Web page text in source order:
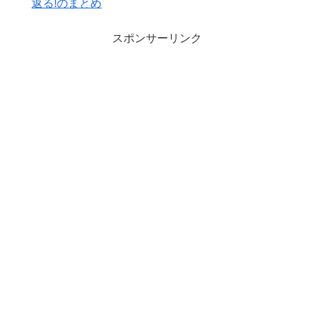
返る!のまとめ
スポンサーリンク